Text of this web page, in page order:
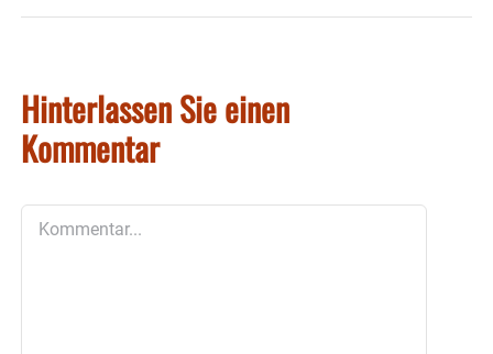
Hinterlassen Sie einen
Kommentar